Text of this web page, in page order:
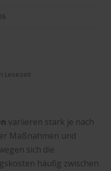
Lesezeit
variieren stark je nach
Maßnahmen und
sich die
häufig zwischen